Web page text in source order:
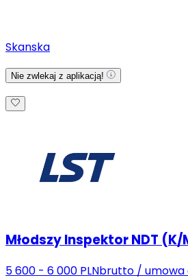
Skanska
Nie zwlekaj z aplikacją!
Młodszy Inspektor NDT (K/
5 600 - 6 000 PLNbrutto /